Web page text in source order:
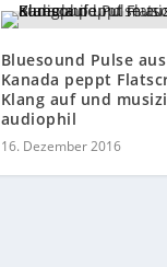
Bluesound Pulse aus
Kanada peppt
Klang auf und
audiophil
16. Dezember 2016